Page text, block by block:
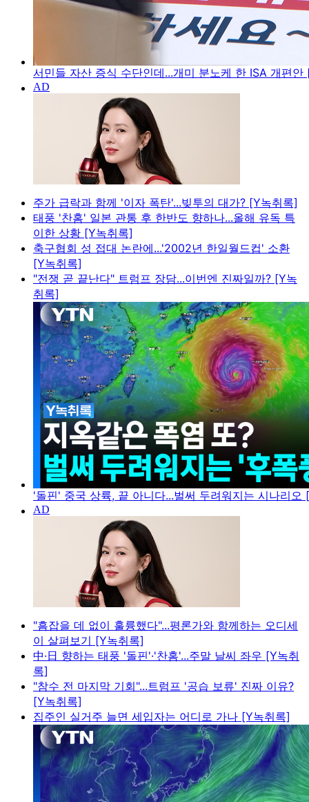
서민들 자산 증식 수단인데...개미 분노케 한 ISA 개편안
주가 급락과 함께 '이자 폭탄'...빚투의 대가? [Y녹취록]
태풍 '찬홈' 일본 관통 후 한반도 향하나...올해 유독 특
이한 상황 [Y녹취록]
축구협회 성 접대 논란에...'2002년 한일월드컵' 소환
[Y녹취록]
"전쟁 곧 끝난다" 트럼프 장담...이번엔 진짜일까? [Y녹
취록]
'돌핀' 중국 상륙, 끝 아니다...벌써 두려워지는 시나리오
"흠잡을 데 없이 훌륭했다"...평론가와 함께하는 오디세
이 살펴보기 [Y녹취록]
中·日 향하는 태풍 '돌핀'·'찬홈'...주말 날씨 좌우 [Y녹취
록]
"참수 전 마지막 기회"...트럼프 '공습 보류' 진짜 이유?
[Y녹취록]
집주인 실거주 늘면 세입자는 어디로 가나 [Y녹취록]